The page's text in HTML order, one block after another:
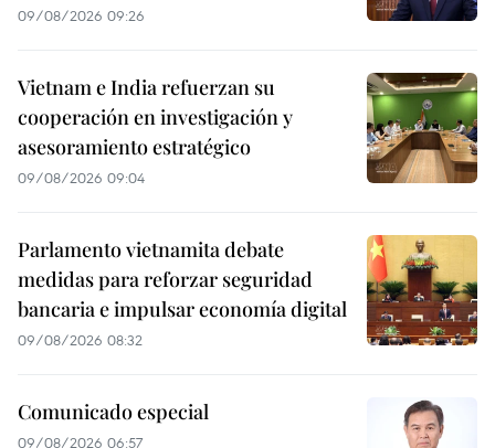
09/08/2026 09:26
Vietnam e India refuerzan su
cooperación en investigación y
asesoramiento estratégico
09/08/2026 09:04
Parlamento vietnamita debate
medidas para reforzar seguridad
bancaria e impulsar economía digital
09/08/2026 08:32
Comunicado especial
09/08/2026 06:57